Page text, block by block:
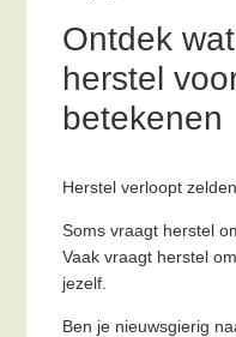
Ontdek
herstel
betekenen
Herstel verloopt
Soms vraagt herstel
Vaak vraagt herstel
jezelf.
Ben je nieuwsgierig